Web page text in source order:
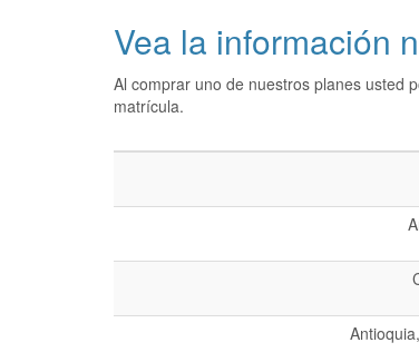
Vea la información
Al comprar uno de nuestros planes usted
matrícula.